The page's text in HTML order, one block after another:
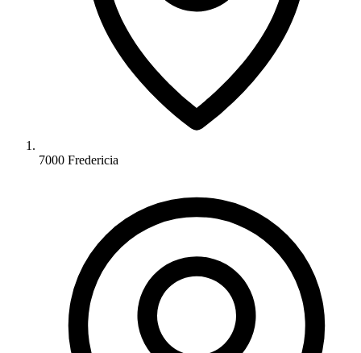
7000 Fredericia